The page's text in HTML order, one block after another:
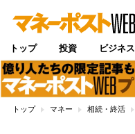
トップ 投資 ビジネス
トップ マネー 相続・終活